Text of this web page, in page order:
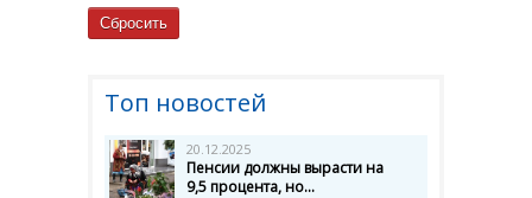
Топ новостей
20.12.2025
Пенсии должны вырасти на
9,5 процента, но...